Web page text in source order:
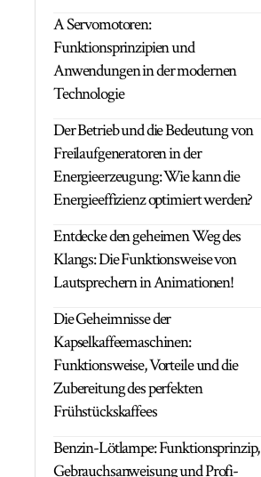
A Servomotoren:
Funktionsprinzipien und
Anwendungen in der modernen
Technologie
Der Betrieb und die Bedeutung von
Freilaufgeneratoren in der
Energieerzeugung: Wie kann die
Energieeffizienz optimiert werden?
Entdecke den geheimen Weg des
Klangs: Die Funktionsweise von
Lautsprechern in Animationen!
Die Geheimnisse der
Kapselkaffeemaschinen:
Funktionsweise, Vorteile und die
Zubereitung des perfekten
Frühstückskaffees
Benzin-Lötlampe: Funktionsprinzip,
Gebrauchsanweisung und Profi-